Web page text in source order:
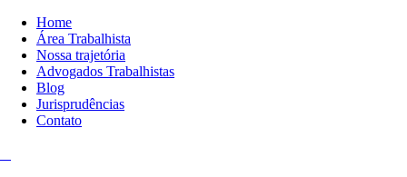
Home
Área Trabalhista
Nossa trajetória
Advogados Trabalhistas
Blog
Jurisprudências
Contato